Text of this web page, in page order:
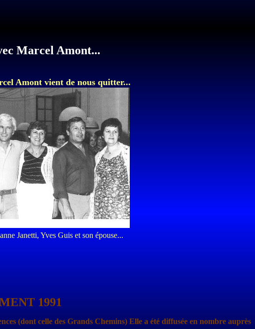
Marcel Amont...
Amont vient de nous quitter...
Janetti, Yves Guis et son épouse...
1991
(dont celle des Grands Chemins) Elle a été diffusée en nombre auprès